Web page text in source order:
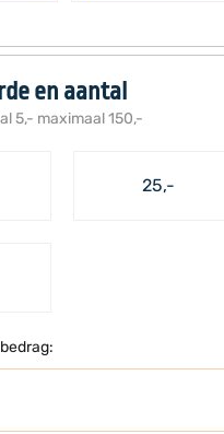
en aantal
5,- maximaal 150,-
25,-